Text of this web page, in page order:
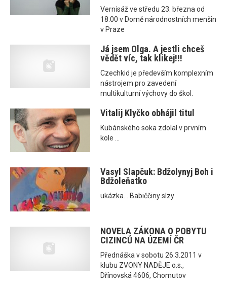
Vernisáž ve středu 23. března od
18.00 v Domě národnostních menšin
v Praze
Já jsem Olga. A jestli chceš
vědět víc, tak klikej!!!
Czechkid je především komplexním
nástrojem pro zavedení
multikulturní výchovy do škol.
Vitalij Klyčko obhájil titul
Kubánského soka zdolal v prvním
kole ...
Vasyl Slapčuk: Bdžolynyj Boh i
Bdžoleňatko
ukázka... Babiččiny slzy
NOVELA ZÁKONA O POBYTU
CIZINCŮ NA ÚZEMÍ ČR
Přednáška v sobotu 26.3.2011 v
klubu ZVONY NADĚJE o.s.,
Dřínovská 4606, Chomutov